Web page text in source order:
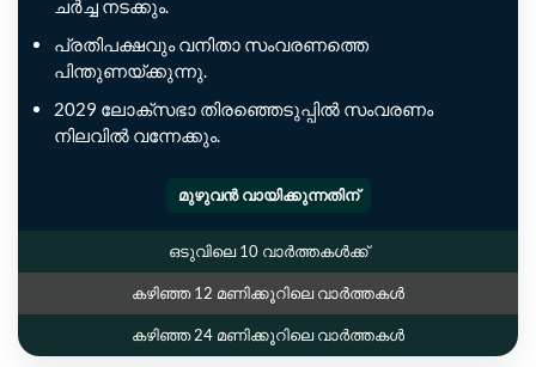
ചർച്ച നടക്കും.
പ്രതിപക്ഷവും വനിതാ സംവരണത്തെ
പിന്തുണയ്ക്കുന്നു.
2029 ലോക്സഭാ തിരഞ്ഞെടുപ്പിൽ സംവരണം
നിലവിൽ വന്നേക്കും.
മുഴുവൻ വായിക്കുന്നതിന്
ഒടുവിലെ 10 വാർത്തകൾക്ക്
കഴിഞ്ഞ 12 മണിക്കൂറിലെ വാർത്തകൾ
കഴിഞ്ഞ 24 മണിക്കൂറിലെ വാർത്തകൾ